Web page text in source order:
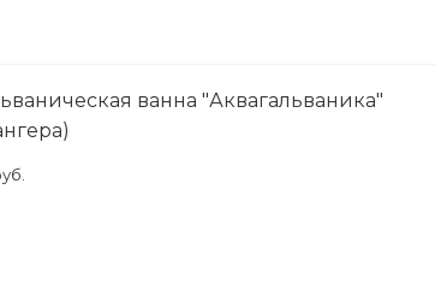
ванна "Аквагальваника"